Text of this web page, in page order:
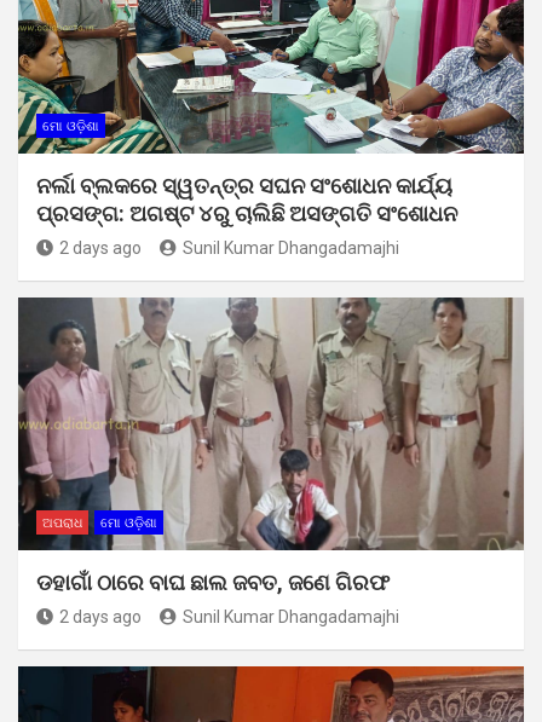
ମୋ ଓଡ଼ିଶା
ନର୍ଲା ବ୍ଲକରେ ସ୍ୱତନ୍ତ୍ର ସଘନ ସଂଶୋଧନ କାର୍ଯ୍ୟ
ପ୍ରସଙ୍ଗ: ଅଗଷ୍ଟ ୪ରୁ ଚାଲିଛି ଅସଙ୍ଗତି ସଂଶୋଧନ
2 days ago Sunil Kumar Dhangadamajhi
ଅପରାଧ ମୋ ଓଡ଼ିଶା
ଡହାଗାଁ ଠାରେ ବାଘ ଛାଲ ଜବତ, ଜଣେ ଗିରଫ
2 days ago Sunil Kumar Dhangadamajhi